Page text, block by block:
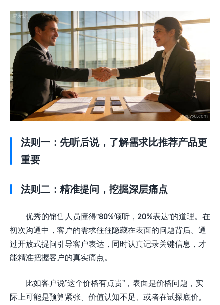
法则一：先听后说，了解需求比推荐产品更
重要
法则二：精准提问，挖掘深层痛点
优秀的销售人员懂得”80%倾听，20%表达”的道理。在
初次沟通中，客户的需求往往隐藏在表面的问题背后。通
过开放式提问引导客户表达，同时认真记录关键信息，才
能精准把握客户的真实痛点。
比如客户说”这个价格有点贵”，表面是价格问题，实
际上可能是预算紧张、价值认知不足、或者在试探底价。